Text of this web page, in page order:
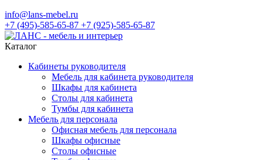
info@lans-mebel.ru
+7 (495)-585-65-87 +7 (925)-585-65-87
Каталог
Кабинеты руководителя
Мебель для кабинета руководителя
Шкафы для кабинета
Столы для кабинета
Тумбы для кабинета
Мебель для персонала
Офисная мебель для персонала
Шкафы офисные
Столы офисные